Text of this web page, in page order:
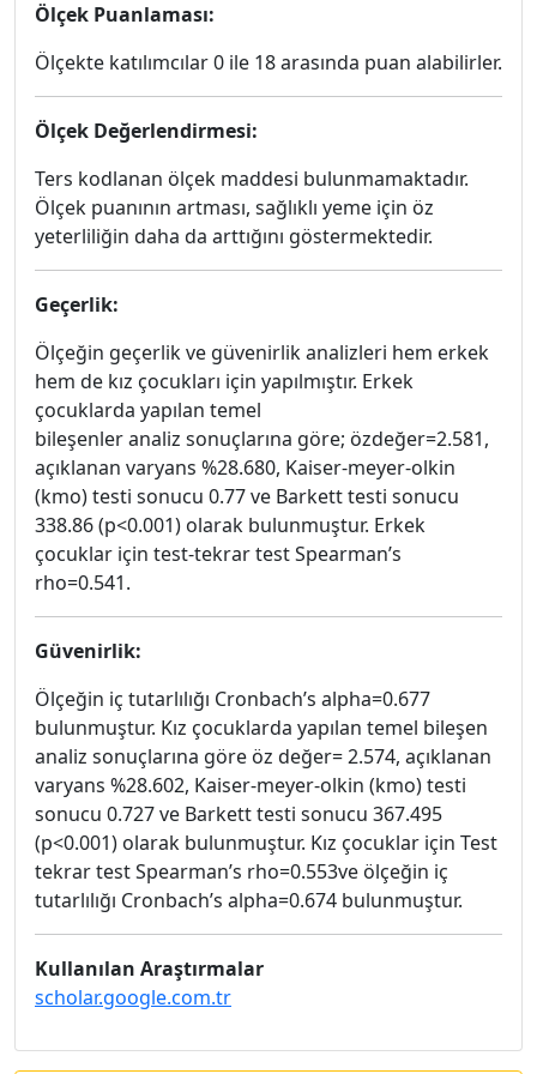
Ölçek Puanlaması:
Ölçekte katılımcılar 0 ile 18 arasında puan alabilirler.
Ölçek Değerlendirmesi:
Ters kodlanan ölçek maddesi bulunmamaktadır.
Ölçek puanının artması, sağlıklı yeme için öz
yeterliliğin daha da arttığını göstermektedir.
Geçerlik:
Ölçeğin geçerlik ve güvenirlik analizleri hem erkek
hem de kız çocukları için yapılmıştır. Erkek
çocuklarda yapılan temel
bileşenler analiz sonuçlarına göre; özdeğer=2.581,
açıklanan varyans %28.680, Kaiser-meyer-olkin
(kmo) testi sonucu 0.77 ve Barkett testi sonucu
338.86 (p<0.001) olarak bulunmuştur. Erkek
çocuklar için test-tekrar test Spearman’s
rho=0.541.
Güvenirlik:
Ölçeğin iç tutarlılığı Cronbach’s alpha=0.677
bulunmuştur. Kız çocuklarda yapılan temel bileşen
analiz sonuçlarına göre öz değer= 2.574, açıklanan
varyans %28.602, Kaiser-meyer-olkin (kmo) testi
sonucu 0.727 ve Barkett testi sonucu 367.495
(p<0.001) olarak bulunmuştur. Kız çocuklar için Test
tekrar test Spearman’s rho=0.553ve ölçeğin iç
tutarlılığı Cronbach’s alpha=0.674 bulunmuştur.
Kullanılan Araştırmalar
scholar.google.com.tr